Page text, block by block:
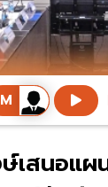
สนอแผ